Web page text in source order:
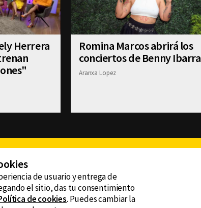
Herrera
Romina Marcos abrirá los
conciertos de Benny Ibarra
Aranxa Lopez
DE PRIVACIDAD
de usuario y entrega de
el sitio, das tu consentimiento
de cookies. Puedes cambiar la